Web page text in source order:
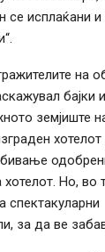
се исплаќани
на
бајки
земјиште
хотелот
Но, во
спектакуларни
за да ве